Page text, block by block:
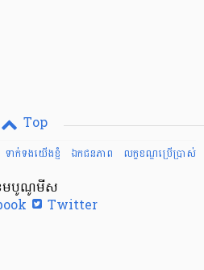
Top
ទាក់ទងយើងខ្ញំ ឯកជនភាព លក្ខខណ្ឌ​ប្រើ​ប្រាស់
មបូណូមីស
Twitter